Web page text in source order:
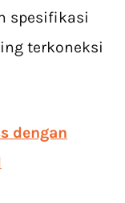
spesifikasi
terkoneksi
dengan